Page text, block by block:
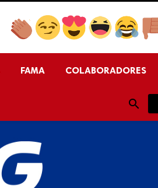
FAMA COLABORADORES
